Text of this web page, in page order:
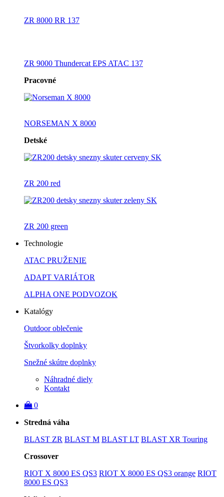
ZR 8000 RR 137
ZR 9000 Thundercat EPS ATAC 137
Pracovné
NORSEMAN X 8000
Detské
ZR 200 red
ZR 200 green
Technologie
ATAC PRUŽENIE
ADAPT VARIÁTOR
ALPHA ONE PODVOZOK
Katalógy
Outdoor oblečenie
Štvorkolky doplnky
Snežné skútre doplnky
Náhradné diely
Kontakt
0
Stredná váha
BLAST ZR BLAST M BLAST LT BLAST XR Touring
Crossover
RIOT X 8000 ES QS3 RIOT X 8000 ES QS3 orange RIOT
8000 ES QS3